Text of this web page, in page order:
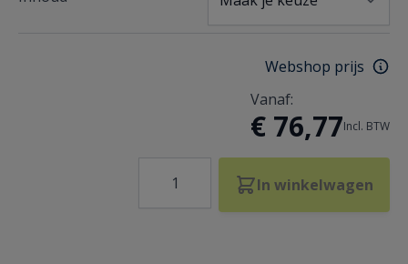
Webshop prijs
Vanaf:
€ 76,77Incl. BTW
In winkelwagen